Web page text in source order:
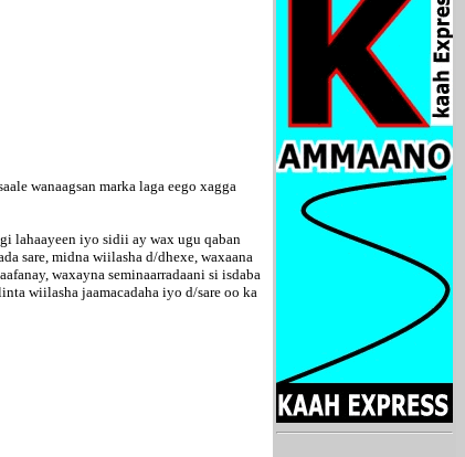
wanaagsan marka laga eego xagga
lahaayeen iyo sidii ay wax ugu qaban
sare, midna wiilasha d/dhexe, waxaana
waxayna seminaarradaani si isdaba
wiilasha jaamacadaha iyo d/sare oo ka